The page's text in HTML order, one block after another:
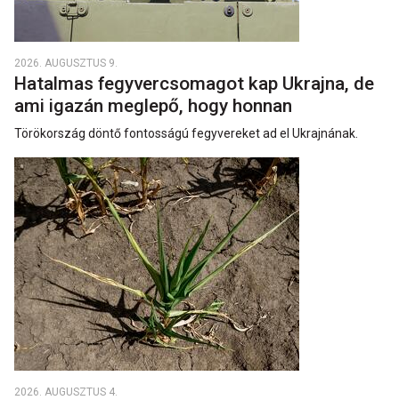
2026. AUGUSZTUS 9.
Hatalmas fegyvercsomagot kap Ukrajna, de
ami igazán meglepő, hogy honnan
Törökország döntő fontosságú fegyvereket ad el Ukrajnának.
2026. AUGUSZTUS 4.